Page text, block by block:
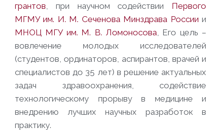
грантов, при научном содействии Первого
МГМУ им. И. М. Сеченова Минздрава России и
МНОЦ МГУ им. М. В. Ломоносова, Его цель –
вовлечение молодых исследователей
(студентов, ординаторов, аспирантов, врачей и
специалистов до 35 лет) в решение актуальных
задач здравоохранения, содействие
технологическому прорыву в медицине и
внедрению лучших научных разработок в
практику.